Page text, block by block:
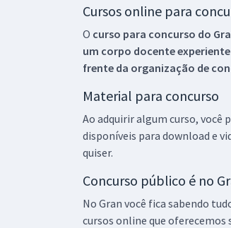
Cursos online para
O curso para concurso do
um corpo docente
frente da organização de
Material para concurso
Ao adquirir algum curso, você
disponíveis para download e
quiser.
Concurso público é no
No Gran você fica sabendo
cursos online que oferecemos